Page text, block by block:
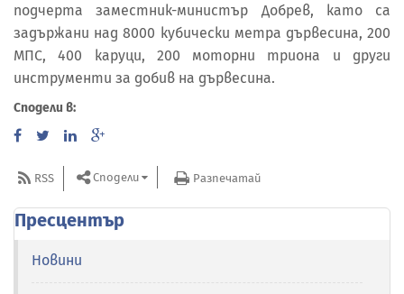
подчерта заместник-министър Добрев, като са
задържани над 8000 кубически метра дървесина, 200
МПС, 400 каруци, 200 моторни триона и други
инструменти за добив на дървесина.
Сподели в:
RSS Сподели Разпечатай
Пресцентър
Новини